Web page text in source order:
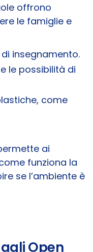
offrono
le famiglie e
insegnamento.
le possibilità di
come
ai
funziona la
se l’ambiente è
Open